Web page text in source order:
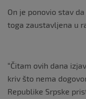
On je ponovio stav
toga zaustavljena u
“Čitam ovih dana
kriv što nema
Republike Srpske